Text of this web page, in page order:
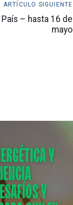
ARTÍCULO SIGUIENTE
– hasta 16 de
mayo